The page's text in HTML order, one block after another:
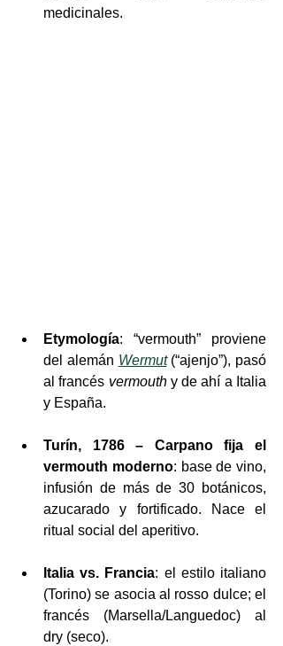
medicinales.
Etymología: “vermouth” proviene
del alemán Wermut (“ajenjo”), pasó
al francés vermouth y de ahí a Italia
y España.
Turín, 1786 – Carpano fija el
vermouth moderno: base de vino,
infusión de más de 30 botánicos,
azucarado y fortificado. Nace el
ritual social del aperitivo.
Italia vs. Francia: el estilo italiano
(Torino) se asocia al rosso dulce; el
francés (Marsella/Languedoc) al
dry (seco).